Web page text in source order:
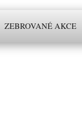
ZEBROVANÉ AKCE